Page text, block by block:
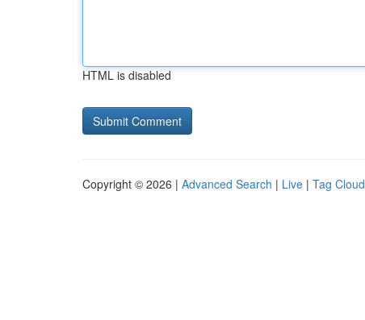
HTML is disabled
Copyright © 2026 | Advanced Search | Live | Tag Cloud